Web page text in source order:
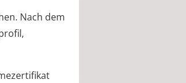
Nach dem